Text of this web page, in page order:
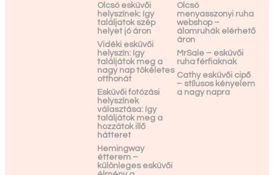
Olcsó esküvői
helyszínek: így
találjatok szép
helyet jó áron
Vidéki esküvői
helyszín: így
találjátok meg a
nagy nap tökéletes
otthonát
Esküvői fotózási
helyszínek
választása: így
találjátok meg a
hozzátok illő
hátteret
Hemingway
étterem –
különleges esküvői
Olcsó
menyasszonyi ruha
webshop –
álomruhák elérhető
áron
MrSale – esküvői
ruha férfiaknak
Cathy esküvői cipő
– stílusos kényelem
a nagy napra